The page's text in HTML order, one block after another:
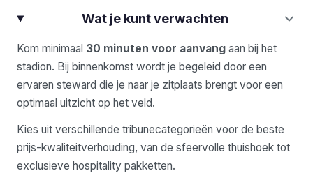
Wat je kunt verwachten
Kom minimaal 30 minuten voor aanvang aan bij het
stadion. Bij binnenkomst wordt je begeleid door een
ervaren steward die je naar je zitplaats brengt voor een
optimaal uitzicht op het veld.
Kies uit verschillende tribunecategorieën voor de beste
prijs-kwaliteitverhouding, van de sfeervolle thuishoek tot
exclusieve hospitality pakketten.